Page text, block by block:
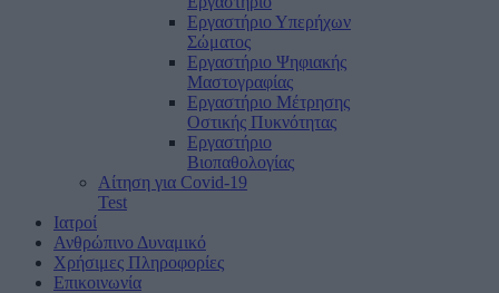
Εργαστήριο Υπερήχων
Σώματος
Εργαστήριο Ψηφιακής
Μαστογραφίας
Εργαστήριο Μέτρησης
Οστικής Πυκνότητας
Εργαστήριο
Βιοπαθολογίας
Αίτηση για Covid-19
Test
Ιατροί
Ανθρώπινο Δυναμικό
Χρήσιμες Πληροφορίες
Επικοινωνία